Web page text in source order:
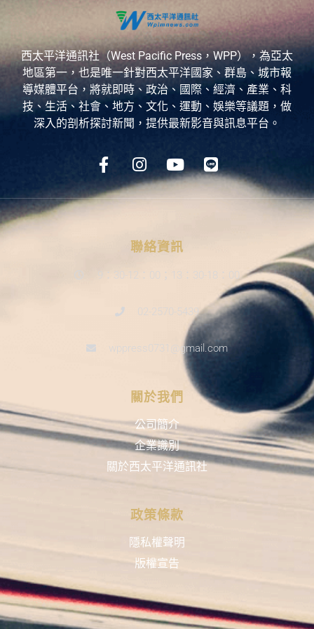
西太平洋通訊社（West Pacific Press，WPP），為亞太
地區第一，也是唯一針對西太平洋國家、群島、城市報
導媒體平台，將就即時、政治、國際、經濟、產業、科
技、生活、社會、地方、文化、運動、娛樂等議題，做
深入的剖析探討新聞，提供最新影音與訊息平台。
聯絡資訊
9：30-12：00；13：30-18：00
02-2570-5439
wppress0731@gmail.com
關於我們
公司簡介
企業識別
關於西太平洋通訊社
政策條款
隱私權聲明
版權宣告